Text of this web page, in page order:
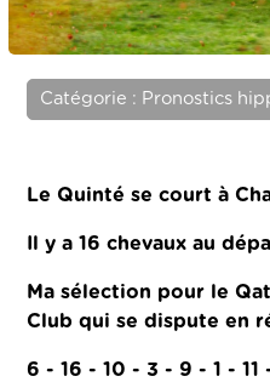
Catégorie : Pronostics
Le Quinté se court à
Il y a 16 chevaux au
Ma sélection pour le
Club qui se dispute en
6 - 16 - 10 - 3 - 9 - 1 - 11